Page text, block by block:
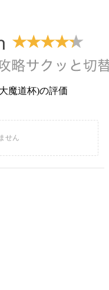
魔道杯)の評価